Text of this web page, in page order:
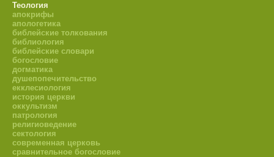
Теология
апокрифы
апологетика
библейские толкования
библиология
библейские словари
богословие
догматика
душепопечительство
екклесиология
история церкви
оккультизм
патрология
религиоведение
сектология
современная церковь
сравнительное богословие